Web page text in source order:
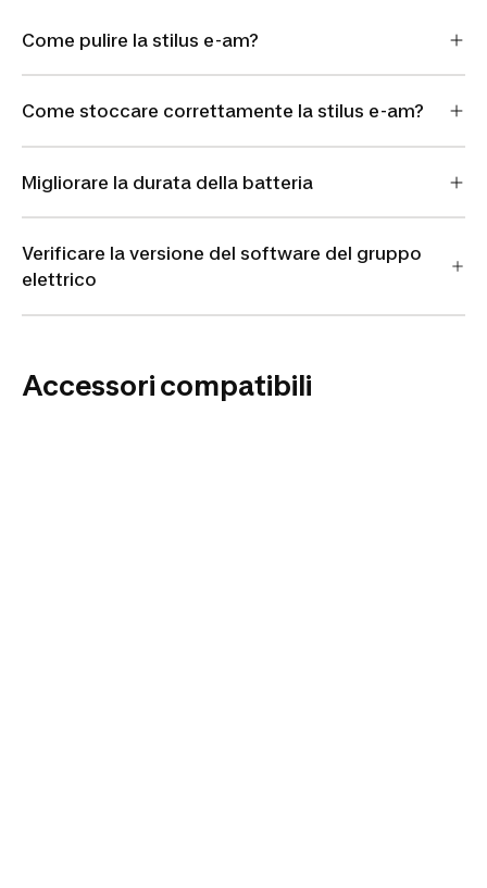
Come pulire la stilus e-am?
Come stoccare correttamente la stilus e-am?
Migliorare la durata della batteria
Verificare la versione del software del gruppo
elettrico
Accessori compatibili